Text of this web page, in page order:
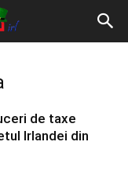
de taxe
Irlandei din